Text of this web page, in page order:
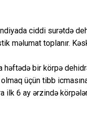
ciddi surətdə
məlumat toplanır.
bir körpə
üçün tibb
ilk 6 ay ərzində